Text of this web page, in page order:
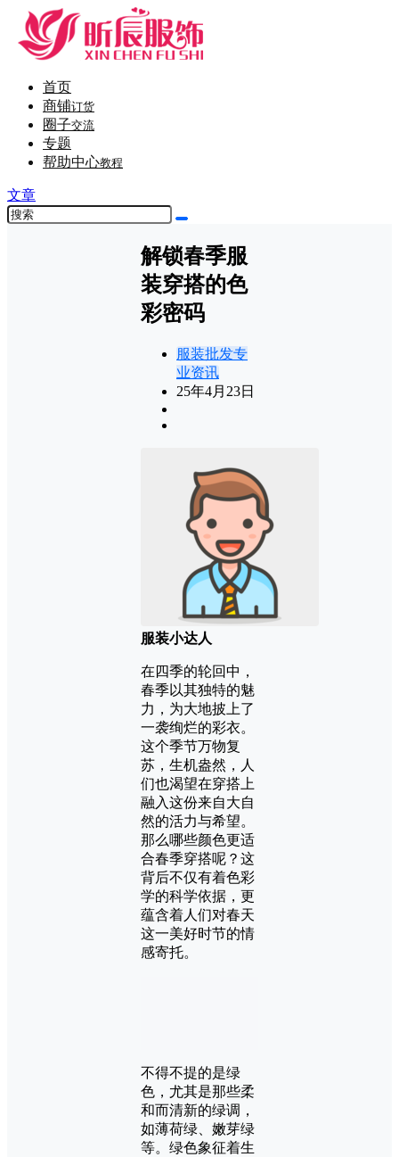
首页
商铺订货
圈子交流
专题
帮助中心教程
文章
解锁春季服
装穿搭的色
彩密码
服装批发专
业资讯
25年4月23日
服装小达人
在四季的轮回中，
春季以其独特的魅
力，为大地披上了
一袭绚烂的彩衣。
这个季节万物复
苏，生机盎然，人
们也渴望在穿搭上
融入这份来自大自
然的活力与希望。
那么哪些颜色更适
合春季穿搭呢？这
背后不仅有着色彩
学的科学依据，更
蕴含着人们对春天
这一美好时节的情
感寄托。
不得不提的是绿
色，尤其是那些柔
和而清新的绿调，
如薄荷绿、嫩芽绿
等。绿色象征着生